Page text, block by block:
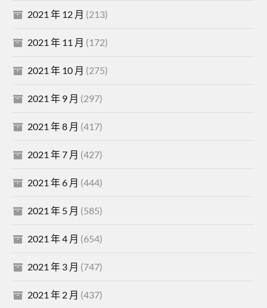
2021 年 12 月 (213)
2021 年 11 月 (172)
2021 年 10 月 (275)
2021 年 9 月 (297)
2021 年 8 月 (417)
2021 年 7 月 (427)
2021 年 6 月 (444)
2021 年 5 月 (585)
2021 年 4 月 (654)
2021 年 3 月 (747)
2021 年 2 月 (437)